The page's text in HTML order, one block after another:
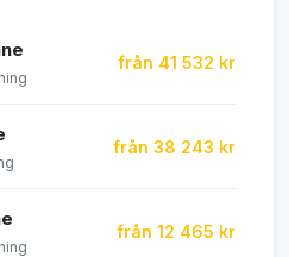
från 41 532 kr
från 38 243 kr
från 12 465 kr